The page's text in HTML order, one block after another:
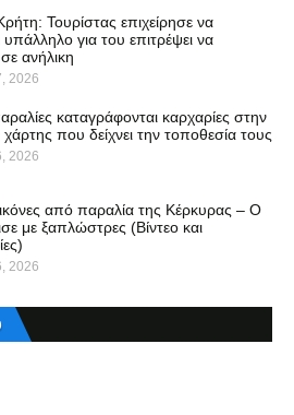
Τουρίστας επιχείρησε να
υπάλληλο για του επιτρέψει να
ανήλικη
2026
καταγράφονται καρχαρίες στην
που δείχνει την τοποθεσία τους
2026
από παραλία της Κέρκυρας – Ο
με ξαπλώστρες (Βίντεο και
2026